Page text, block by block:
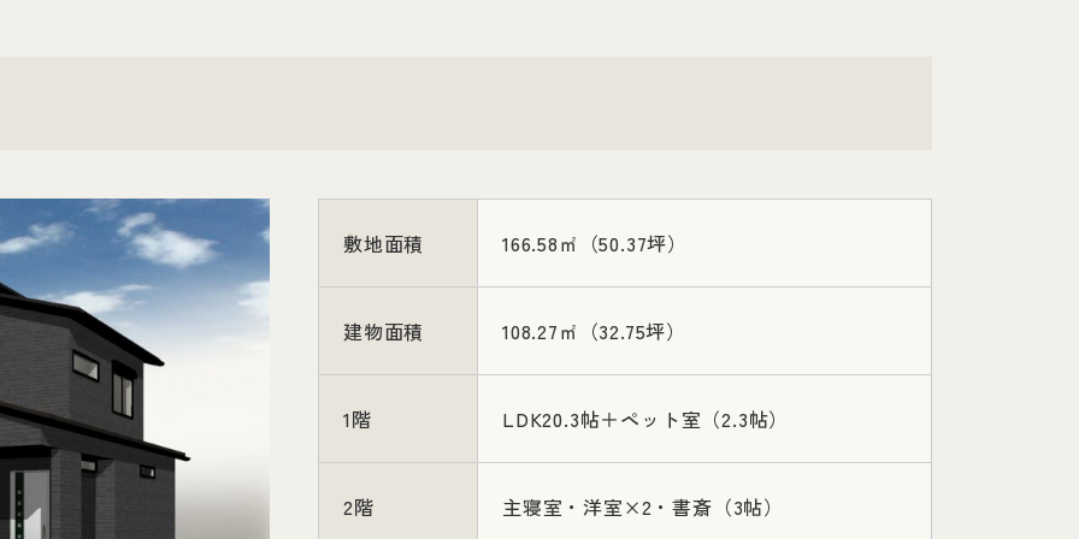
敷地面積 166.58㎡（50.37坪）
建物面積 108.27㎡（32.75坪）
1階 LDK20.3帖＋ペット室（2.3帖）
2階 主寝室・洋室×2・書斎（3帖）